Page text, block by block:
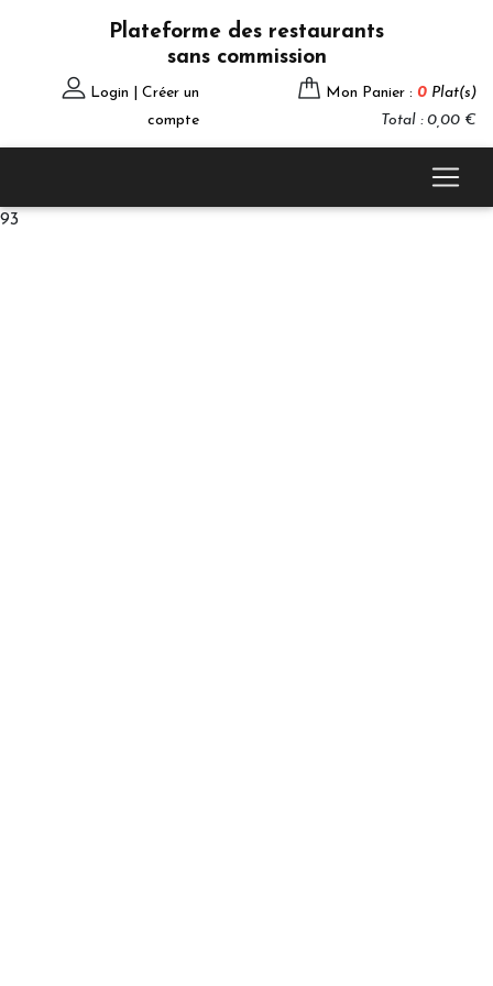
Plateforme des restaurants
sans commission
Login | Créer un
compte
Mon Panier : 0 Plat(s)
Total : 0,00 €
93